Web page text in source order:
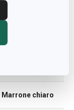
Marrone chiaro